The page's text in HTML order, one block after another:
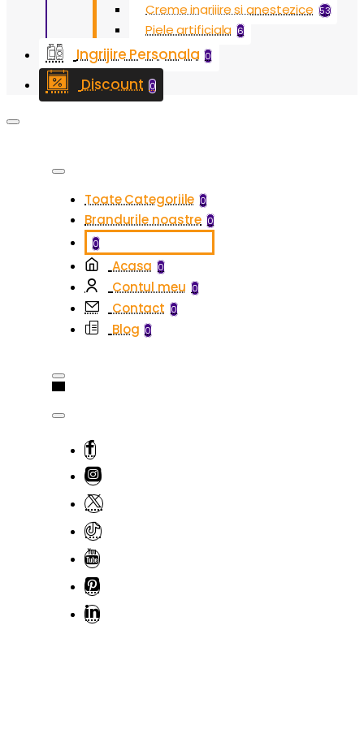
Creme ingrijire si anestezice 53
Piele artificiala 6
Ingrijire Personala 0
Discount 0
Toate Categoriile 0
Brandurile noastre 0
0
Acasa 0
Contul meu 0
Contact 0
Blog 0